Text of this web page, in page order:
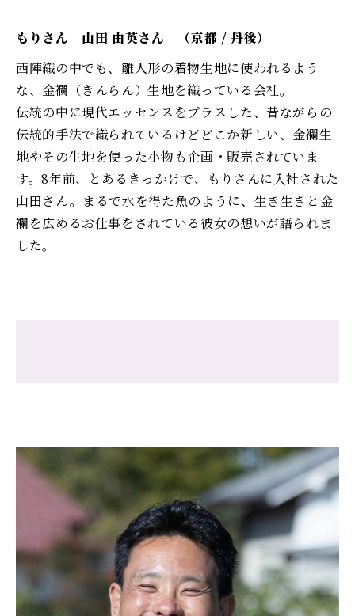
もりさん 山田 由英さん （京都 / 丹後）
西陣織の中でも、雛人形の着物生地に使われるよう
な、金襴（きんらん）生地を織っている会社。
伝統の中に現代エッセンスをプラスした、昔ながらの
伝統的手法で織られているけどどこか新しい、金襴生
地やその生地を使った小物も企画・販売されていま
す。8年前、とあるきっかけで、もりさんに入社された
山田さん。まるで水を得た魚のように、生き生きと金
襴を広めるお仕事をされている彼女の想いが語られま
した。